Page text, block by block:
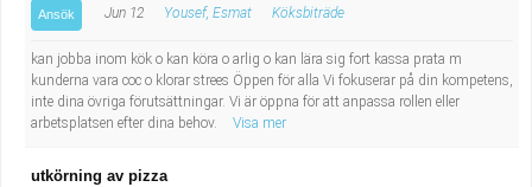
Ansök Jun 12 Yousef, Esmat Köksbiträde
kan jobba inom kök o kan köra o arlig o kan lära sig fort kassa prata m
kunderna vara coc o klorar strees Öppen för alla Vi fokuserar på din kompetens,
inte dina övriga förutsättningar. Vi är öppna för att anpassa rollen eller
arbetsplatsen efter dina behov.
Visa mer
utkörning av pizza